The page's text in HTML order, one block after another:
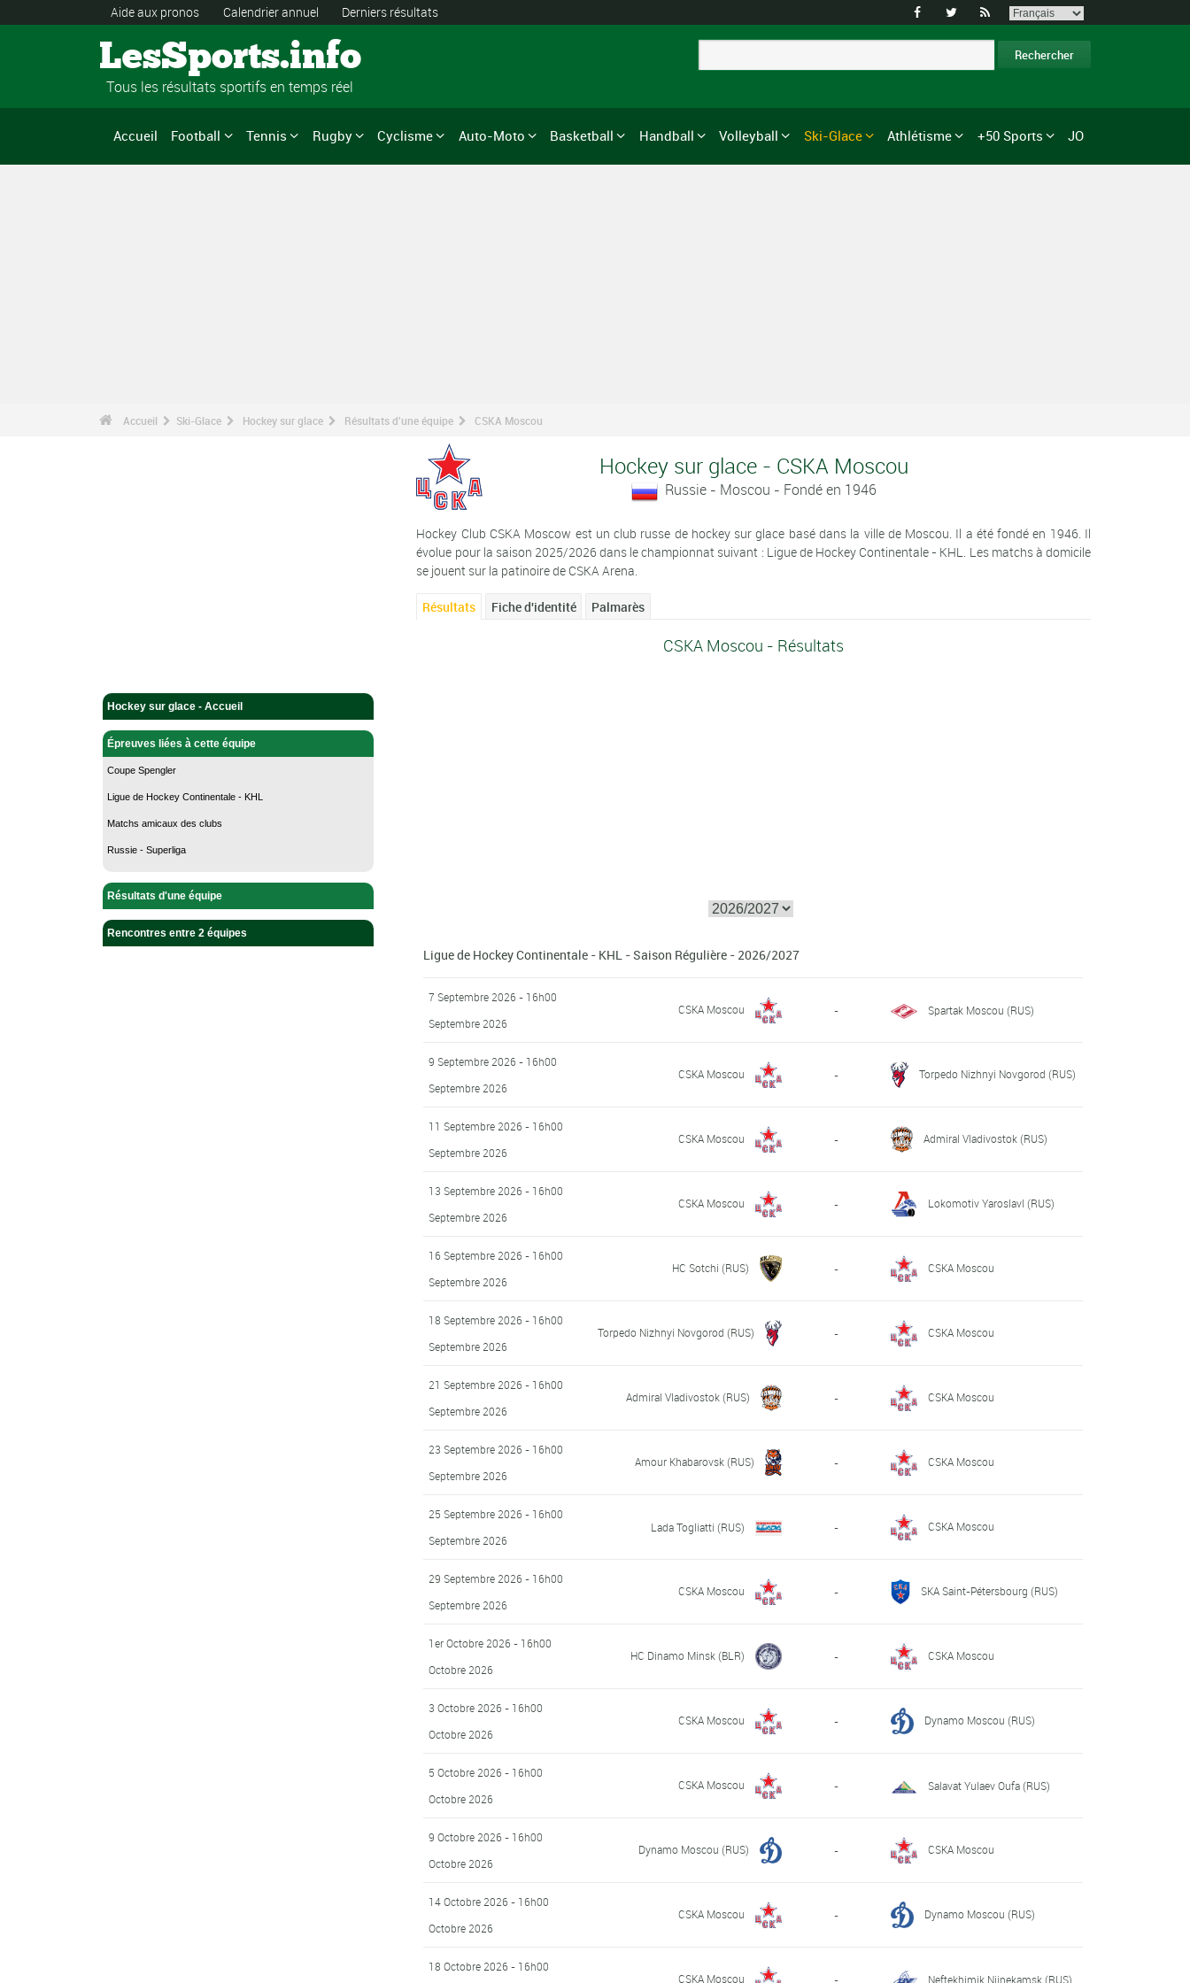
Aide aux pronos Calendrier annuel Derniers résultats   
LesSports.info
Tous les résultats sportifs en temps réel
Accueil Football Tennis Rugby Cyclisme Auto-Moto Basketball Handball Volleyball Ski-Glace Athlétisme +50 Sports JO
Accueil Ski-Glace Hockey sur glace Résultats d'une équipe CSKA Moscou
Hockey sur glace - Accueil
Épreuves liées à cette équipe
Coupe Spengler
Ligue de Hockey Continentale - KHL
Matchs amicaux des clubs
Russie - Superliga
Résultats d'une équipe
Rencontres entre 2 équipes
Hockey sur glace - CSKA Moscou
Russie - Moscou - Fondé en 1946
Hockey Club CSKA Moscow est un club russe de hockey sur glace basé dans la ville de Moscou. Il a été fondé en 1946. Il
évolue pour la saison 2025/2026 dans le championnat suivant : Ligue de Hockey Continentale - KHL. Les matchs à domicile
se jouent sur la patinoire de CSKA Arena.
Résultats Fiche d'identité Palmarès
CSKA Moscou - Résultats
Ligue de Hockey Continentale - KHL - Saison Régulière - 2026/2027
7 Septembre 2026 - 16h00
Septembre 2026
CSKA Moscou - Spartak Moscou (RUS)
9 Septembre 2026 - 16h00
Septembre 2026
CSKA Moscou - Torpedo Nizhnyi Novgorod (RUS)
11 Septembre 2026 - 16h00
Septembre 2026
CSKA Moscou - Admiral Vladivostok (RUS)
13 Septembre 2026 - 16h00
Septembre 2026
CSKA Moscou - Lokomotiv Yaroslavl (RUS)
16 Septembre 2026 - 16h00
Septembre 2026
HC Sotchi (RUS) - CSKA Moscou
18 Septembre 2026 - 16h00
Septembre 2026
Torpedo Nizhnyi Novgorod (RUS) - CSKA Moscou
21 Septembre 2026 - 16h00
Septembre 2026
Admiral Vladivostok (RUS) - CSKA Moscou
23 Septembre 2026 - 16h00
Septembre 2026
Amour Khabarovsk (RUS) - CSKA Moscou
25 Septembre 2026 - 16h00
Septembre 2026
Lada Togliatti (RUS) - CSKA Moscou
29 Septembre 2026 - 16h00
Septembre 2026
CSKA Moscou - SKA Saint-Pétersbourg (RUS)
1er Octobre 2026 - 16h00
Octobre 2026
HC Dinamo Minsk (BLR) - CSKA Moscou
3 Octobre 2026 - 16h00
Octobre 2026
CSKA Moscou - Dynamo Moscou (RUS)
5 Octobre 2026 - 16h00
Octobre 2026
CSKA Moscou - Salavat Yulaev Oufa (RUS)
9 Octobre 2026 - 16h00
Octobre 2026
Dynamo Moscou (RUS) - CSKA Moscou
14 Octobre 2026 - 16h00
Octobre 2026
CSKA Moscou - Dynamo Moscou (RUS)
18 Octobre 2026 - 16h00
CSKA Moscou
- Neftekhimik Nijnekamsk (RUS)